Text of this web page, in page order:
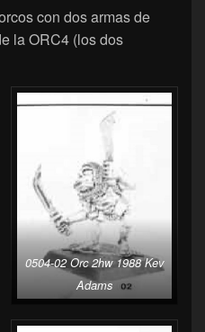
con dos armas de
la ORC4 (los dos
0504-02 Orc 2hw 1988 Kev
Adams